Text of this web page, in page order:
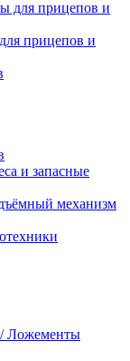
прицепов и
и запасные
механизм
Ложементы